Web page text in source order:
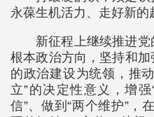
永葆生机活力、走好新的
新征程上继续推进
根本政治方向，坚持和
的政治建设为统领，推
立”的决定性意义，增
信”、做到“两个维护”，